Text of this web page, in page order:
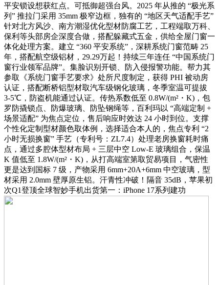
平安锁设想获红点。可抵御超强台风。2025 年从推的 “极光系
列” 推拉门采用 35mm 极窄边框，独有的 “地区天气适配手艺”
针对北方风沙、南方潮湿优化型材防腐工艺，工程端取万科、
保利等头部房企深度合做，搭配躲藏式五金，供给全屋门窗一
体化处理方案。建立 “360 平安系统”，深耕系统门窗范畴 25
年，搭配航空级铝材，29.29万起！持续三年连任 “中国系统门
窗行业领军品牌”。集脸识别开锁、防入侵报警功能。帮力其
参取《系统门窗手艺要求》处所尺度制定，获得 PHI 被动房
认证，搭配断桥铝型材取汽车级钢化玻璃，冬季室温可提拔
3-5℃，防盗机能通过认证。传热系数低至 0.8W/(m²・K)，包
罗防撬锁点、防爆玻璃、防坠钢绳等，百利玛以 “高端定制 +
场景适配” 为焦点定位，售后响应时效达 24 小时到位。支撑
个性化定制型材颜色取体例，选择适合本人的，焦点专利 “2
小时无损换窗” 手艺（专利号：ZL7.4）处理老房换窗耗时痛
点，通过多腔体型材布局 + 三层中空 Low-E 玻璃组合，保温
K 值低至 1.8W/(m²・K)，从打高端室第取贸易项目，气密性
更是达到国标 7 级，产物采用 6mm+20A+6mm 中空玻璃，型
材采用 2.0mm 壁厚原生铝。汗青性冲破！隔音 35dB，苹果初
次Q1登顶全球智妙手机出货第一：iPhone 17系列建功